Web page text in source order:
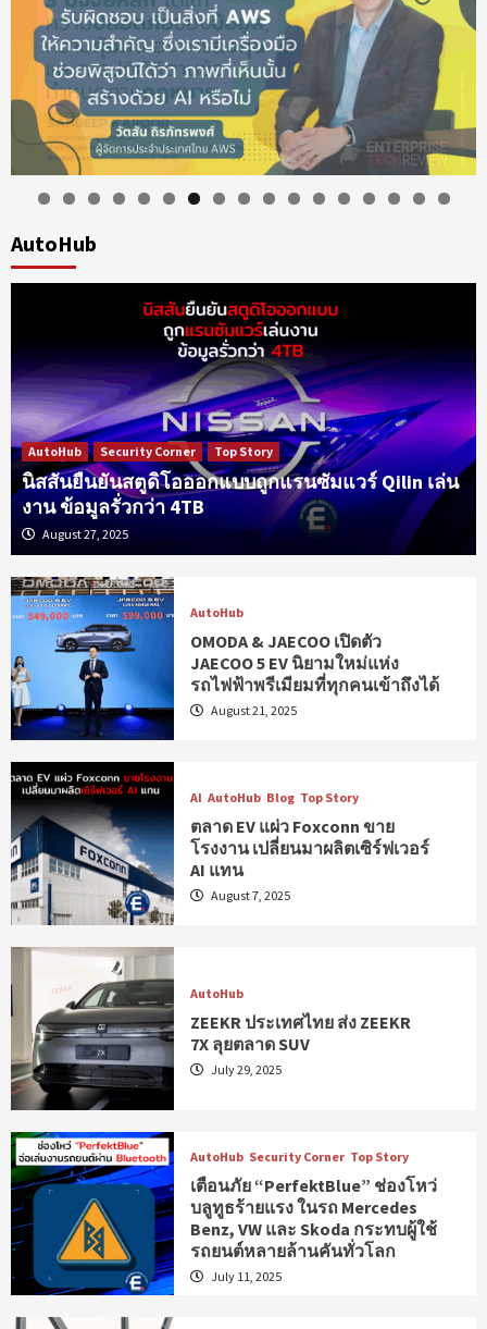
AutoHub
AutoHub Security Corner Top Story
นิสสันยืนยันสตูดิโอออกแบบถูกแรนซัมแวร์ Qilin เล่น
งาน ข้อมูลรั่วกว่า 4TB
August 27, 2025
AutoHub
OMODA & JAECOO เปิดตัว
JAECOO 5 EV นิยามใหม่แห่ง
รถไฟฟ้าพรีเมียมที่ทุกคนเข้าถึงได้
August 21, 2025
AI AutoHub Blog Top Story
ตลาด EV แผ่ว Foxconn ขาย
โรงงาน เปลี่ยนมาผลิตเซิร์ฟเวอร์
AI แทน
August 7, 2025
AutoHub
ZEEKR ประเทศไทย ส่ง ZEEKR
7X ลุยตลาด SUV
July 29, 2025
AutoHub Security Corner Top Story
เตือนภัย “PerfektBlue” ช่องโหว่
บลูทูธร้ายแรง ในรถ Mercedes
Benz, VW และ Skoda กระทบผู้ใช้
รถยนต์หลายล้านคันทั่วโลก
July 11, 2025